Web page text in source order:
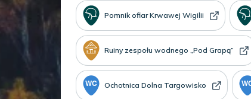
Pomnik ofiar Krwawej Wigilii
Ruiny zespołu wodnego „Pod Grapą”
Ochotnica Dolna Targowisko